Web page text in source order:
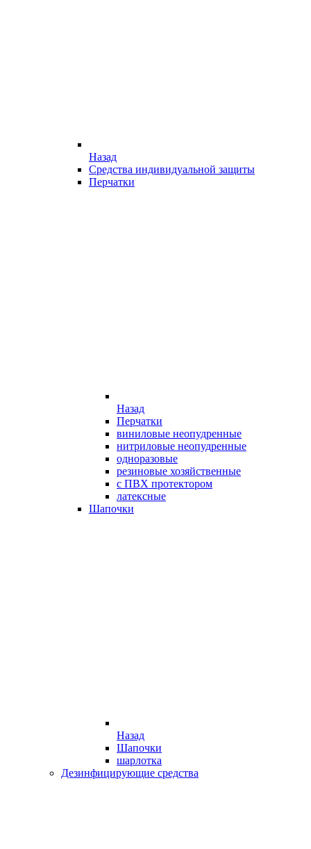
Назад
Средства индивидуальной защиты
Перчатки
Назад
Перчатки
виниловые неопудренные
нитриловые неопудренные
одноразовые
резиновые хозяйственные
с ПВХ протектором
латексные
Шапочки
Назад
Шапочки
шарлотка
Дезинфицирующие средства